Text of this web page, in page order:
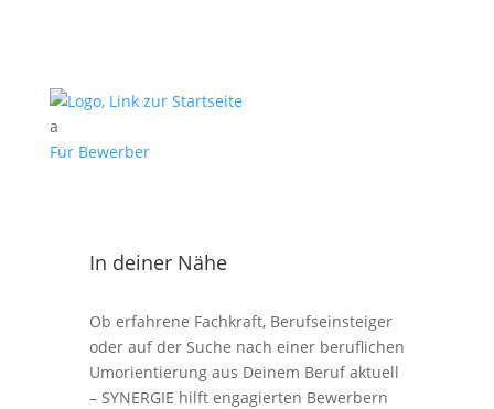
a
Für Bewerber
In deiner Nähe
Ob erfahrene Fachkraft, Berufseinsteiger
oder auf der Suche nach einer beruflichen
Umorientierung aus Deinem Beruf aktuell
– SYNERGIE hilft engagierten Bewerbern